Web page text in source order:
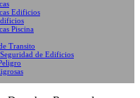
Edificios
Piscina
Transito
de Edificios